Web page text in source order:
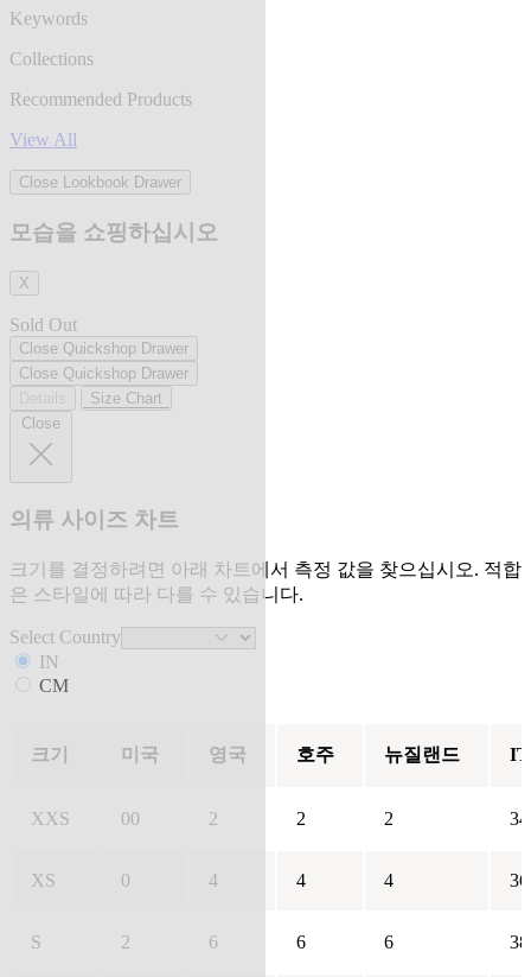
Keywords
Collections
Recommended Products
View All
Close Lookbook Drawer
모습을 쇼핑하십시오
X
Sold Out
Close Quickshop Drawer
Close Quickshop Drawer
Size Chart
Close
의류 사이즈 차트
크기를 결정하려면 아래 차트에서 측정 값을 찾으십시오. 적합
은 스타일에 따라 다를 수 있습니다.
Select Country
IN
CM
크기 미국 영국 호주 뉴질랜드 IT
XXS 00 2 2 2 34
XS 0 4 4 4 36
S 2 6 6 6 38